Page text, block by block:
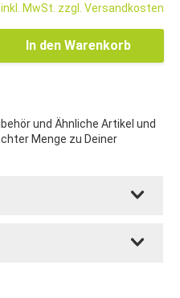
MwSt. zzgl. Versandkosten
In den Warenkorb
und Ähnliche Artikel und
Menge zu Deiner